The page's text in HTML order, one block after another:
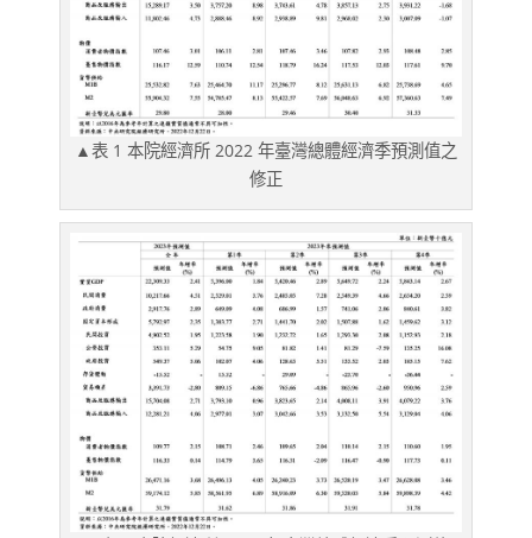
▲表 1 本院經濟所 2022 年臺灣總體經濟季預測值之
修正